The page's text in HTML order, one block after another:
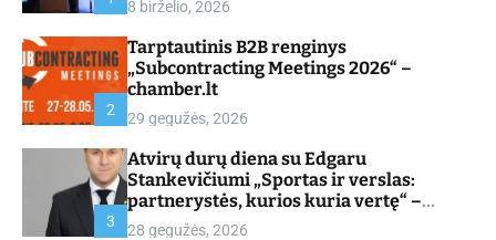
8 birželio, 2026
2
Tarptautinis B2B renginys
„Subcontracting Meetings 2026“ –
chamber.lt
29 gegužės, 2026
3
Atvirų durų diena su Edgaru
Stankevičiumi „Sportas ir verslas:
partnerystės, kurios kuria vertę“ –
chamber.lt
28 gegužės, 2026